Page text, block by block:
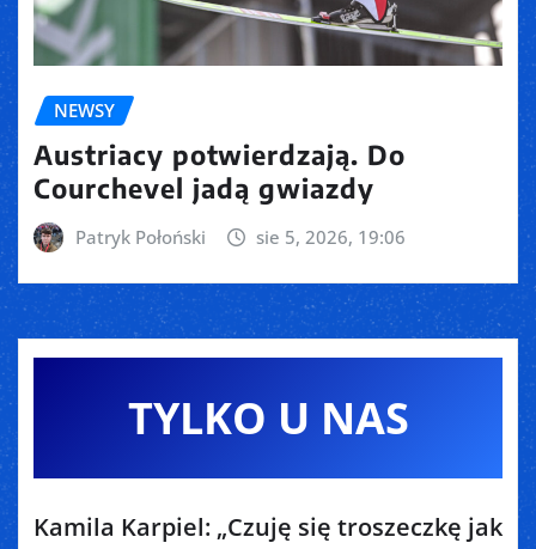
NEWSY
Austriacy potwierdzają. Do
Courchevel jadą gwiazdy
Patryk Połoński sie 5, 2026, 19:06
TYLKO U NAS
Kamila Karpiel: „Czuję się troszeczkę jak